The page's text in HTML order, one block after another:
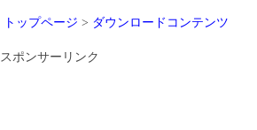
トップページ > ダウンロードコンテンツ
スポンサーリンク